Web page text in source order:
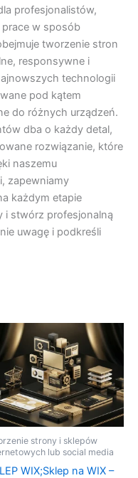
profesjonalistów,
w sposób
tworzenie stron
responsywne i
technologii
pod kątem
do różnych urządzeń.
dba o każdy detal,
rozwiązanie, które
naszemu
zapewniamy
każdym etapie
i stwórz profesjonalną
uwagę i podkreśli
strony i sklepów
lub social media
WIX;Sklep na WIX –